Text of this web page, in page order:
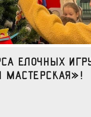
елочных
мастерская»!